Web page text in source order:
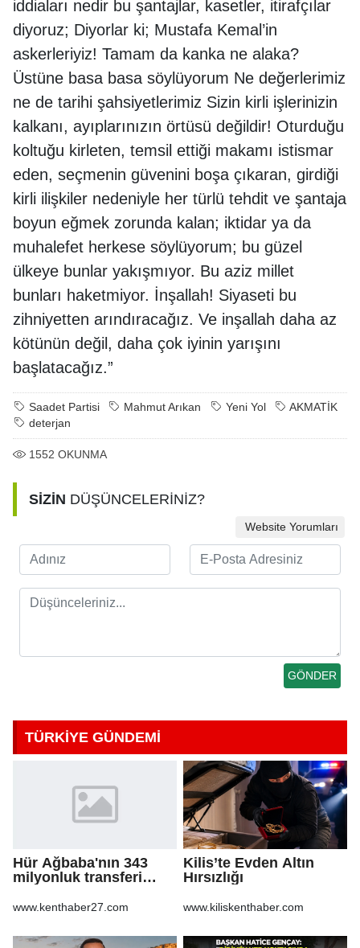
iddiaları nedir bu şantajlar, kasetler, itirafçılar
diyoruz; Diyorlar ki; Mustafa Kemal’in
askerleriyiz! Tamam da kanka ne alaka?
Üstüne basa basa söylüyorum Ne değerlerimiz
ne de tarihi şahsiyetlerimiz Sizin kirli işlerinizin
kalkanı, ayıplarınızın örtüsü değildir! Oturduğu
koltuğu kirleten, temsil ettiği makamı istismar
eden, seçmenin güvenini boşa çıkaran, girdiği
kirli ilişkiler nedeniyle her türlü tehdit ve şantaja
boyun eğmek zorunda kalan; iktidar ya da
muhalefet herkese söylüyorum; bu güzel
ülkeye bunlar yakışmıyor. Bu aziz millet
bunları haketmiyor. İnşallah! Siyaseti bu
zihniyetten arındıracağız. Ve inşallah daha az
kötünün değil, daha çok iyinin yarışını
başlatacağız.”
Saadet Partisi Mahmut Arıkan Yeni Yol
AKMATİK
deterjan
1552 OKUNMA
SİZİN DÜŞÜNCELERİNİZ?
Website Yorumları
TÜRKİYE GÜNDEMİ
Hür Ağbaba'nın 343
milyonluk transferi
Ağbaba'ya milyonlar
www.kenthaber27.com
Kilis’te Evden Altın
Hırsızlığı
www.kiliskenthaber.com